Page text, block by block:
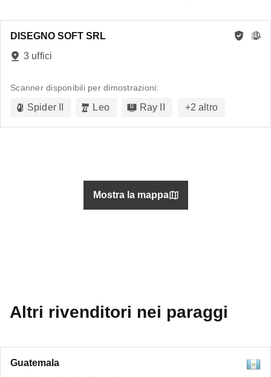
DISEGNO SOFT SRL
3 uffici
Scanner disponibili per dimostrazioni:
Spider II Leo Ray II +2 altro
Mostra la mappa
Altri rivenditori nei paraggi
Guatemala